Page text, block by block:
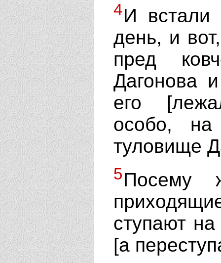
4И встали
день, и
пред
Дагонова
его
особо, на
туловище
5Посему
ступают
[а